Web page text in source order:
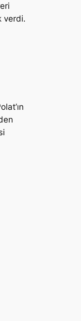
verdi.